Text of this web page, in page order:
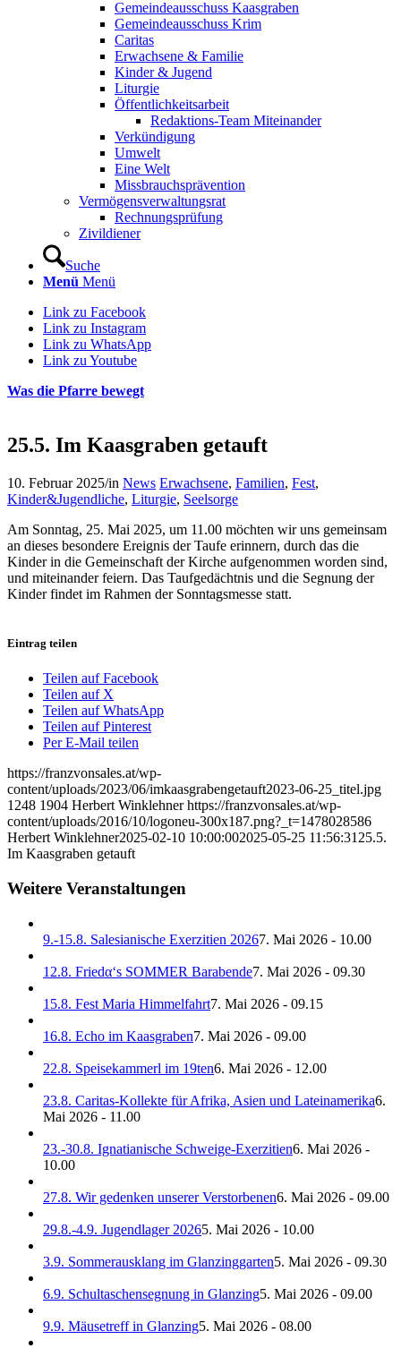
Gemeindeausschuss Kaasgraben
Gemeindeausschuss Krim
Caritas
Erwachsene & Familie
Kinder & Jugend
Liturgie
Öffentlichkeitsarbeit
Redaktions-Team Miteinander
Verkündigung
Umwelt
Eine Welt
Missbrauchsprävention
Vermögensverwaltungsrat
Rechnungsprüfung
Zivildiener
Suche
Menü Menü
Link zu Facebook
Link zu Instagram
Link zu WhatsApp
Link zu Youtube
Was die Pfarre bewegt
25.5. Im Kaasgraben getauft
10. Februar 2025/in News Erwachsene, Familien, Fest,
Kinder&Jugendliche, Liturgie, Seelsorge
Am Sonntag, 25. Mai 2025, um 11.00 möchten wir uns gemeinsam
an dieses besondere Ereignis der Taufe erinnern, durch das die
Kinder in die Gemeinschaft der Kirche aufgenommen worden sind,
und miteinander feiern. Das Taufgedächtnis und die Segnung der
Kinder findet im Rahmen der Sonntagsmesse statt.
Eintrag teilen
Teilen auf Facebook
Teilen auf X
Teilen auf WhatsApp
Teilen auf Pinterest
Per E-Mail teilen
https://franzvonsales.at/wp-
content/uploads/2023/06/imkaasgrabengetauft2023-06-25_titel.jpg
1248 1904 Herbert Winklehner https://franzvonsales.at/wp-
content/uploads/2016/10/logoneu-300x187.png?_t=1478028586
Herbert Winklehner2025-02-10 10:00:002025-05-25 11:56:31 25.5.
Im Kaasgraben getauft
Weitere Veranstaltungen
9.-15.8. Salesianische Exerzitien 20267. Mai 2026 - 10.00
12.8. Friedα‘s SOMMER Barabende7. Mai 2026 - 09.30
15.8. Fest Maria Himmelfahrt7. Mai 2026 - 09.15
16.8. Echo im Kaasgraben7. Mai 2026 - 09.00
22.8. Speisekammerl im 19ten6. Mai 2026 - 12.00
23.8. Caritas-Kollekte für Afrika, Asien und Lateinamerika6.
Mai 2026 - 11.00
23.-30.8. Ignatianische Schweige-Exerzitien6. Mai 2026 -
10.00
27.8. Wir gedenken unserer Verstorbenen6. Mai 2026 - 09.00
29.8.-4.9. Jugendlager 20265. Mai 2026 - 10.00
3.9. Sommerausklang im Glanzinggarten5. Mai 2026 - 09.30
6.9. Schultaschensegnung in Glanzing5. Mai 2026 - 09.00
9.9. Mäusetreff in Glanzing5. Mai 2026 - 08.00